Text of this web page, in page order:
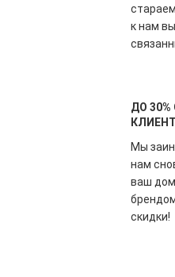
к нам
ДО
Мы
нам
ваш
скидки!